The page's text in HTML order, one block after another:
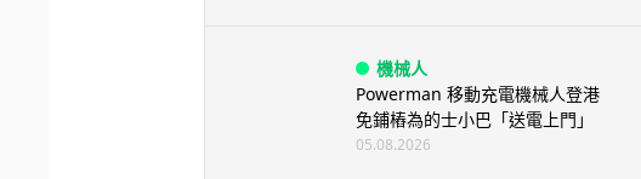
機械人
Powerman 移動充電機械人登港
免鋪樁為的士小巴「送電上門」
05.08.2026